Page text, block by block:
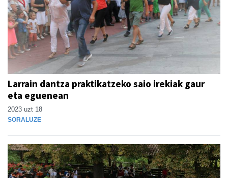
Larrain dantza praktikatzeko saio irekiak gaur
eta eguenean
2023 uzt 18
SORALUZE